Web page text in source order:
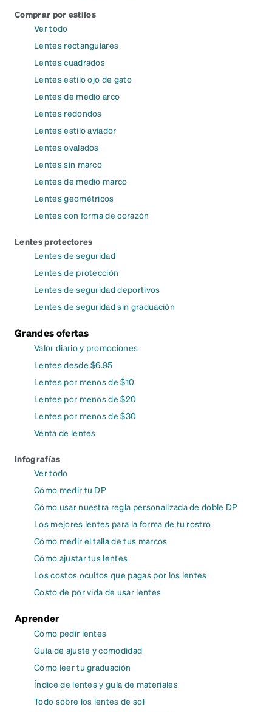
Comprar por estilos
Ver todo
Lentes rectangulares
Lentes cuadrados
Lentes estilo ojo de gato
Lentes de medio arco
Lentes redondos
Lentes estilo aviador
Lentes ovalados
Lentes sin marco
Lentes de medio marco
Lentes geométricos
Lentes con forma de corazón
Lentes protectores
Lentes de seguridad
Lentes de protección
Lentes de seguridad deportivos
Lentes de seguridad sin graduación
Grandes ofertas
Valor diario y promociones
Lentes desde $6.95
Lentes por menos de $10
Lentes por menos de $20
Lentes por menos de $30
Venta de lentes
Infografías
Ver todo
Cómo medir tu DP
Cómo usar nuestra regla personalizada de doble DP
Los mejores lentes para la forma de tu rostro
Cómo medir el talla de tus marcos
Cómo ajustar tus lentes
Los costos ocultos que pagas por los lentes
Costo de por vida de usar lentes
Aprender
Cómo pedir lentes
Guía de ajuste y comodidad
Cómo leer tu graduación
Índice de lentes y guía de materiales
Todo sobre los lentes de sol